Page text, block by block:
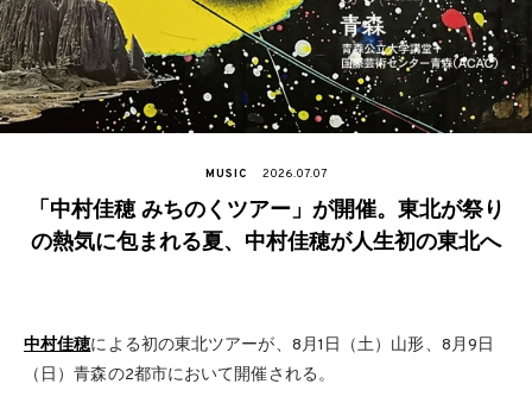
MUSIC 2026.07.07
「中村佳穂 みちのくツアー」が開催。東北が祭り
の熱気に包まれる夏、中村佳穂が人生初の東北へ
中村佳穂による初の東北ツアーが、8月1日（土）山形、8月9日
（日）青森の2都市において開催される。